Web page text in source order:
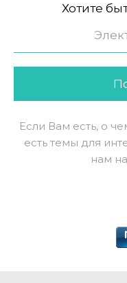
Хотите
Если Вам есть, о
есть темы для
нам